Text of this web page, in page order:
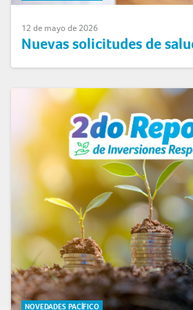
12 de mayo de 2026
Nuevas solicitudes de
NOVEDADES PACÍFICO